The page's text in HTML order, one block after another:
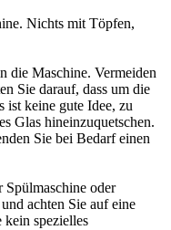
Nichts mit Töpfen,
die Maschine. Vermeiden
Sie darauf, dass um die
ist keine gute Idee, zu
Glas hineinzuquetschen.
Sie bei Bedarf einen
Spülmaschine oder
achten Sie auf eine
spezielles